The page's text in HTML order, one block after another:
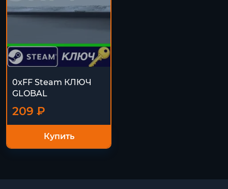
0xFF Steam КЛЮЧ
GLOBAL
209 ₽
Купить